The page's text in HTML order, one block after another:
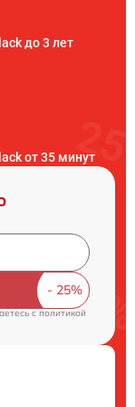
до 3 лет
от 35 минут
c политикой